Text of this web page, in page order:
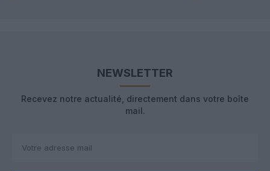
NEWSLETTER
Recevez notre actualité, directement dans votre boîte
mail.